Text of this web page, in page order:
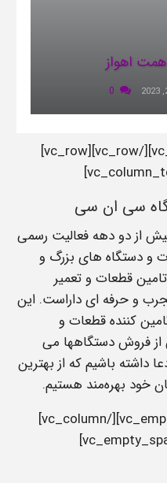
اهواز
[vc_empty_space][/vc_column][/vc_row][vc_row]
سی ان سی
از دو دهه فعالیت رسمی
و دستگاه های بزرگ و
قطعات و تعمیر
و حرفه ای داراست. این
کننده قطعات و
فروش دستگاهها می
داشته باشیم که از بهترین
خود بهره‌مند هستیم.
[/vc_column_text][vc_empty_space][/vc_column]
[vc_column width=”1/3″][vc_empty_space]